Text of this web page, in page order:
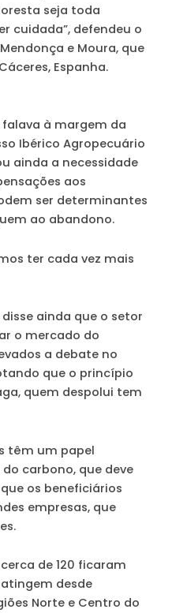
seja toda
cuidada”, defendeu o
e Moura, que
Espanha.
à margem da
Ibérico Agropecuário
ainda a necessidade
aos
ser determinantes
ao abandono.
ter cada vez mais
ainda que o setor
o mercado do
a debate no
que o princípio
quem despolui tem
têm um papel
carbono, que deve
os beneficiários
empresas, que
de 120 ficaram
desde
Norte e Centro do